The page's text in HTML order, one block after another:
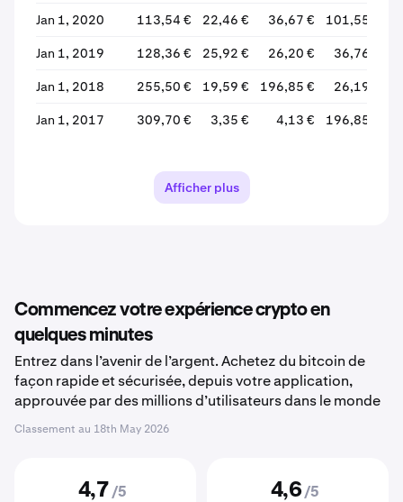
Jan 1, 2020 113,54 € 22,46 € 36,67 € 101,55 €
Jan 1, 2019 128,36 € 25,92 € 26,20 € 36,76 €
Jan 1, 2018 255,50 € 19,59 € 196,85 € 26,19 €
Jan 1, 2017 309,70 € 3,35 € 4,13 € 196,85 €
7,99 € 1,00 €
Afficher plus
Commencez votre expérience crypto en
quelques minutes
Entrez dans l’avenir de l’argent. Achetez du bitcoin de
façon rapide et sécurisée, depuis votre application,
approuvée par des millions d’utilisateurs dans le monde
Classement au 18th May 2026
4,7 /5 4,6 /5